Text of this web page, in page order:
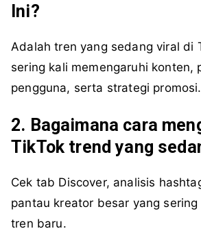
Ini?
Adalah tren yang sedang viral di
sering kali memengaruhi konten,
pengguna, serta strategi promosi.
2. Bagaimana cara
TikTok trend yang
Cek tab Discover, analisis
pantau kreator besar yang
tren baru.